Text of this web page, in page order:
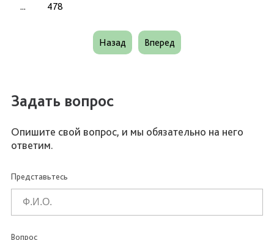
... 478
Назад Вперед
Задать вопрос
Опишите свой вопрос, и мы обязательно на него
ответим.
Представьтесь
Вопрос